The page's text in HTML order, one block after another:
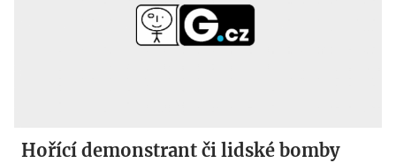
Hořící demonstrant či lidské bomby